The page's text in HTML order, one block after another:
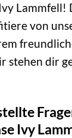
von
stehen dir
Ivy